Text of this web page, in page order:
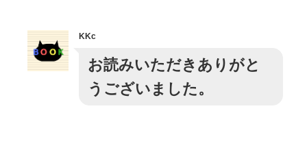
KKc
お読みいただきありがと
うございました。